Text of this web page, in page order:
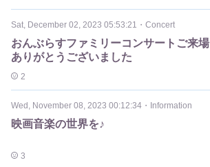
Sat, December 02, 2023 05:53:21 ・ Concert
おんぶらすファミリーコンサートご来場
ありがとうございました
2
Wed, November 08, 2023 00:12:34 ・ Information
映画音楽の世界を♪
3